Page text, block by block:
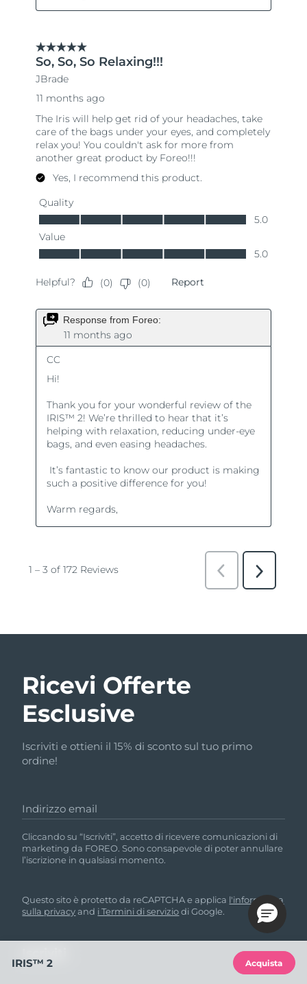
Ricevi Offerte
Esclusive
Iscriviti e ottieni il 15% di sconto sul tuo primo
ordine!
Indirizzo email
Cliccando su “Iscriviti”, accetto di ricevere comunicazioni di
marketing da FOREO. Sono consapevole di poter annullare
l’iscrizione in qualsiasi momento.
Questo sito è protetto da reCAPTCHA e applica l'informativa
sulla privacyand i Termini di serviziodi Google.
IRIS™ 2 Acquista